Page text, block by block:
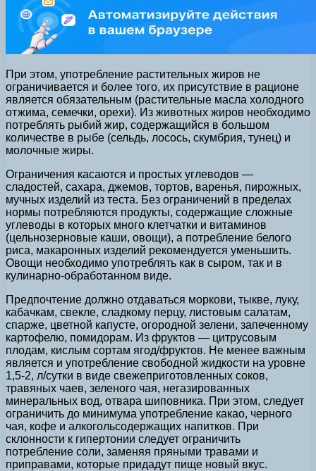
При этом, употребление растительных жиров не
ограничивается и более того, их присутствие в рационе
является обязательным (растительные масла холодного
отжима, семечки, орехи). Из животных жиров необходимо
потреблять рыбий жир, содержащийся в большом
количестве в рыбе (сельдь, лосось, скумбрия, тунец) и
молочные жиры.
Ограничения касаются и простых углеводов —
сладостей, сахара, джемов, тортов, варенья, пирожных,
мучных изделий из теста. Без ограничений в пределах
нормы потребляются продукты, содержащие сложные
углеводы в которых много клетчатки и витаминов
(цельнозерновые каши, овощи), а потребление белого
риса, макаронных изделий рекомендуется уменьшить.
Овощи необходимо употреблять как в сыром, так и в
кулинарно-обработанном виде.
Предпочтение должно отдаваться моркови, тыкве, луку,
кабачкам, свекле, сладкому перцу, листовым салатам,
спарже, цветной капусте, огородной зелени, запеченному
картофелю, помидорам. Из фруктов — цитрусовым
плодам, кислым сортам ягод/фруктов. Не менее важным
является и употребление свободной жидкости на уровне
1,5-2, л/сутки в виде свежеприготовленных соков,
травяных чаев, зеленого чая, негазированных
минеральных вод, отвара шиповника. При этом, следует
ограничить до минимума употребление какао, черного
чая, кофе и алкогольсодержащих напитков. При
склонности к гипертонии следует ограничить
потребление соли, заменяя пряными травами и
приправами, которые придадут пище новый вкус.